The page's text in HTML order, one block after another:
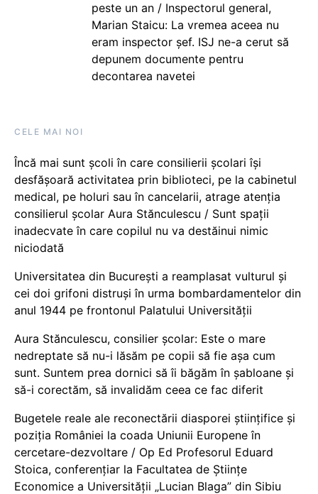
peste un an / Inspectorul general,
Marian Staicu: La vremea aceea nu
eram inspector șef. ISJ ne-a cerut să
depunem documente pentru
decontarea navetei
CELE MAI NOI
Încă mai sunt școli în care consilierii școlari își
desfășoară activitatea prin biblioteci, pe la cabinetul
medical, pe holuri sau în cancelarii, atrage atenția
consilierul școlar Aura Stănculescu / Sunt spații
inadecvate în care copilul nu va destăinui nimic
niciodată
Universitatea din București a reamplasat vulturul și
cei doi grifoni distruși în urma bombardamentelor din
anul 1944 pe frontonul Palatului Universității
Aura Stănculescu, consilier școlar: Este o mare
nedreptate să nu-i lăsăm pe copii să fie așa cum
sunt. Suntem prea dornici să îi băgăm în șabloane și
să-i corectăm, să invalidăm ceea ce fac diferit
Bugetele reale ale reconectării diasporei științifice și
poziția României la coada Uniunii Europene în
cercetare-dezvoltare / Op Ed Profesorul Eduard
Stoica, conferențiar la Facultatea de Științe
Economice a Universității „Lucian Blaga” din Sibiu